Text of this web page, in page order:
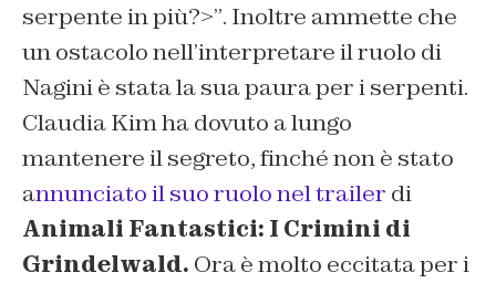
serpente in più?>”. Inoltre ammette che
un ostacolo nell’interpretare il ruolo di
Nagini è stata la sua paura per i serpenti.
Claudia Kim ha dovuto a lungo
mantenere il segreto, finché non è stato
annunciato il suo ruolo nel trailer di
Animali Fantastici: I Crimini di
Grindelwald. Ora è molto eccitata per i